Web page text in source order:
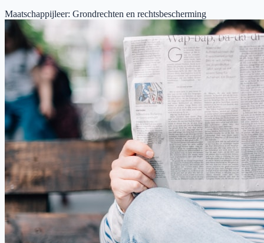
Maatschappijleer: Grondrechten en rechtsbescherming